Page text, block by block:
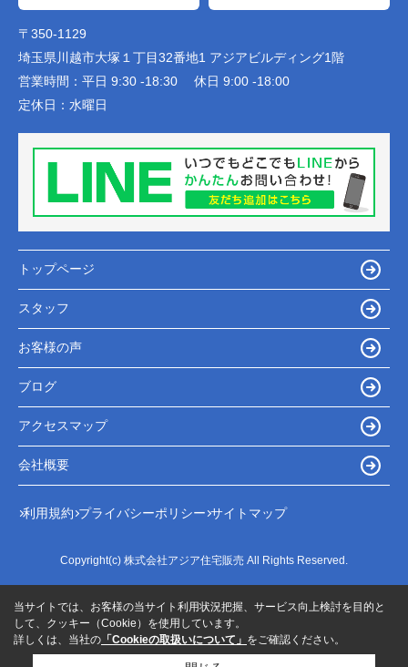
〒350-1129
埼玉県川越市大塚１丁目32番地1 アジアビルディング1階
営業時間： 平日 9:30 -18:30 休日 9:00 -18:00
定休日： 水曜日
トップページ
スタッフ
お客様の声
ブログ
アクセスマップ
会社概要
利用規約 プライバシーポリシー サイトマップ
Copyright(c) 株式会社アジア住宅販売 All Rights Reserved.
当サイトでは、お客様の当サイト利用状況把握、サービス向上検討を目的と
して、クッキー（Cookie）を使用しています。
詳しくは、当社の 「Cookieの取扱いについて」 をご確認ください。